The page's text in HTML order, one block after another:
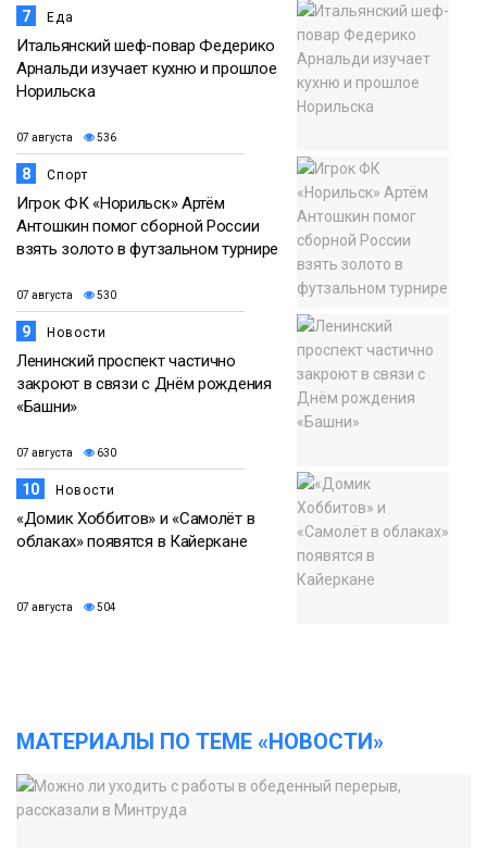
7 Еда
Итальянский шеф-повар Федерико
Арнальди изучает кухню и прошлое
Норильска
07 августа 536
8 Спорт
Игрок ФК «Норильск» Артём
Антошкин помог сборной России
взять золото в футзальном турнире
07 августа 530
9 Новости
Ленинский проспект частично
закроют в связи с Днём рождения
«Башни»
07 августа 630
10 Новости
«Домик Хоббитов» и «Самолёт в
облаках» появятся в Кайеркане
07 августа 504
МАТЕРИАЛЫ ПО ТЕМЕ «НОВОСТИ»